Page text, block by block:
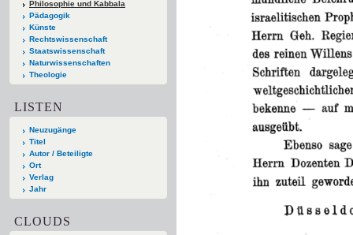
Philosophie und Kabbala
Pädagogik
Künste
Rechtswissenschaft
Staatswissenschaft
Naturwissenschaften
Theologie
LISTEN
Neuzugänge
Titel
Autor / Beteiligte
Ort
Verlag
Jahr
CLOUDS